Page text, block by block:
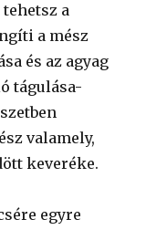
a
a mész
és az agyag
tágulása-
valamely,
keveréke.
egyre